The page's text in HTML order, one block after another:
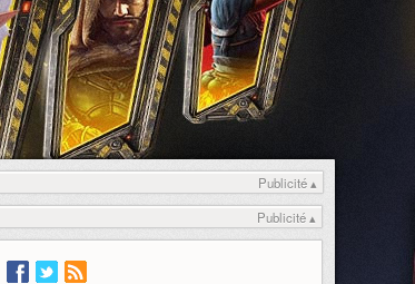
Publicité ▴
Publicité ▴